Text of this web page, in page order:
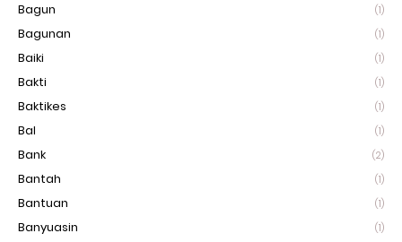
Bagun (1)
Bagunan (1)
Baiki (1)
Bakti (1)
Baktikes (1)
Bal (1)
Bank (2)
Bantah (1)
Bantuan (1)
Banyuasin (1)